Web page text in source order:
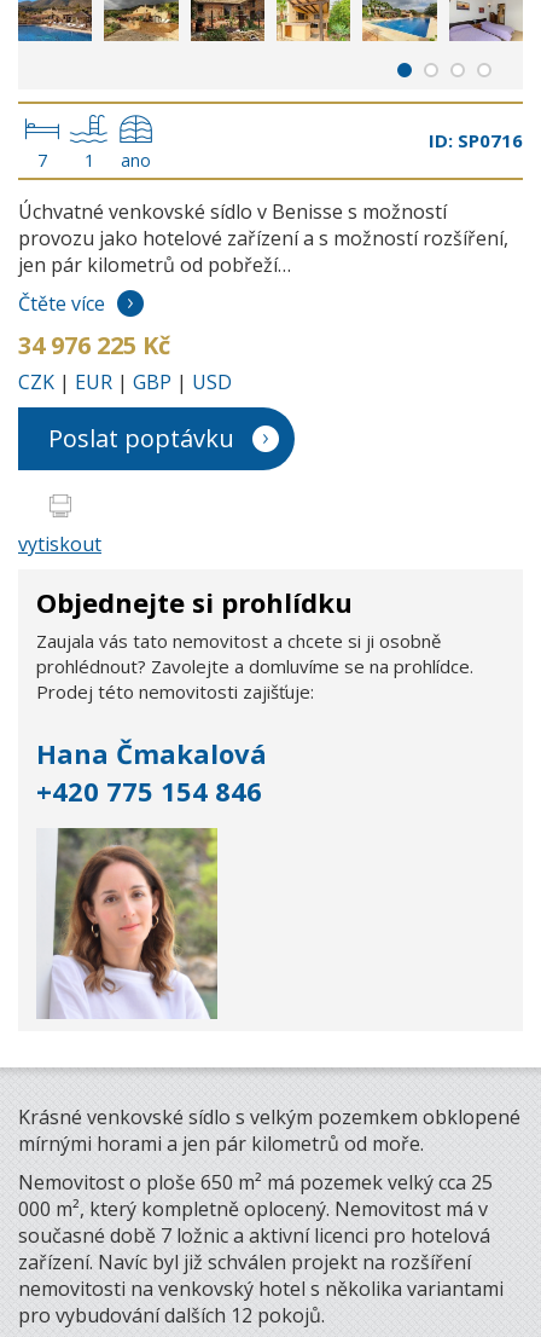
7 1 ano
ID: SP0716
Úchvatné venkovské sídlo v Benisse s možností
provozu jako hotelové zařízení a s možností rozšíření,
jen pár kilometrů od pobřeží…
Čtěte více
34 976 225 Kč
CZK | EUR | GBP | USD
Poslat poptávku
vytiskout
Objednejte si prohlídku
Zaujala vás tato nemovitost a chcete si ji osobně
prohlédnout? Zavolejte a domluvíme se na prohlídce.
Prodej této nemovitosti zajišťuje:
Hana Čmakalová
+420 775 154 846
Krásné venkovské sídlo s velkým pozemkem obklopené
mírnými horami a jen pár kilometrů od moře.
Nemovitost o ploše 650 m² má pozemek velký cca 25
000 m², který kompletně oplocený. Nemovitost má v
současné době 7 ložnic a aktivní licenci pro hotelová
zařízení. Navíc byl již schválen projekt na rozšíření
nemovitosti na venkovský hotel s několika variantami
pro vybudování dalších 12 pokojů.